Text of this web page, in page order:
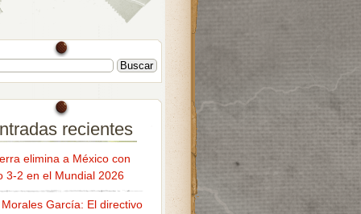
recientes
elimina a México con
3-2 en el Mundial 2026
García: El directivo